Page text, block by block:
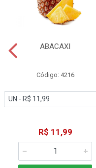
ABACAXI
Código: 4216
R$ 11,99